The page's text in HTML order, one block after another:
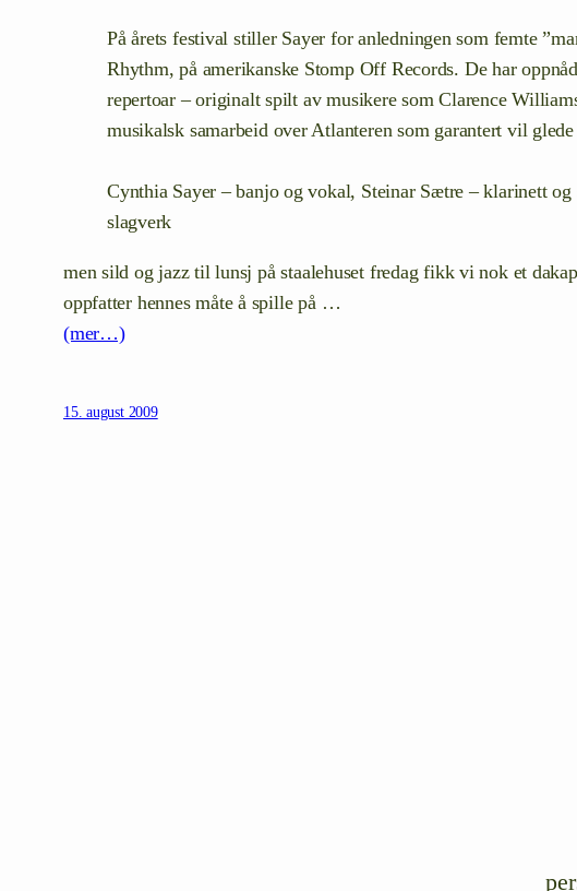
På årets festival stiller Sayer for anledningen som femte
Rhythm, på amerikanske Stomp Off Records. De har
repertoar – originalt spilt av musikere som Clarence
musikalsk samarbeid over Atlanteren som garantert vil
Cynthia Sayer – banjo og vokal, Steinar Sætre – klarinett
slagverk
men sild og jazz til lunsj på staalehuset fredag fikk vi nok et
oppfatter hennes måte å spille på …
(mer…)
15. august 2009